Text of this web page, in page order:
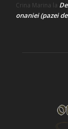
Crina Marina la
onaniei (pazei